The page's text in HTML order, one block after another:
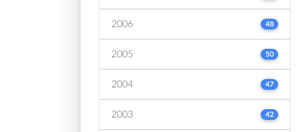
2006 48
2005 50
2004 47
2003 42